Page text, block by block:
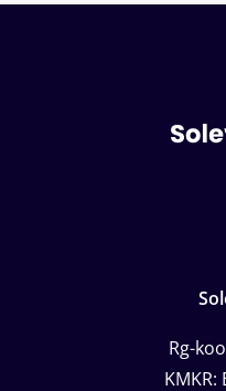
Rg-
KMKR: